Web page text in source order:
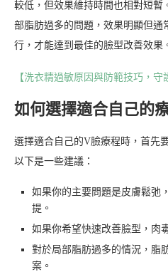
較低，但效果維持時間也相對短暫
部脂肪過多的問題，效果明顯但通
行，才能達到最佳的臉型改善效果
【洗衣精過敏原因與防範技巧，守
如何選擇適合自己的
選擇適合自己的V臉療程時，首先
以下是一些建議：
如果你的主要問題是皮膚鬆弛
提。
如果你希望快速改善臉型，肉
對於局部脂肪過多的情況，脂
案。